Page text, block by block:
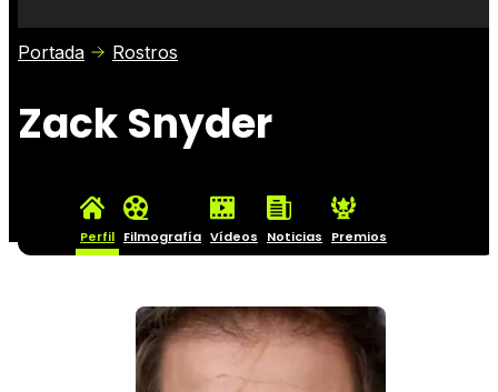
Críticas
Portada Rostros
Zack Snyder
Perfil Filmografía Vídeos Noticias Premios